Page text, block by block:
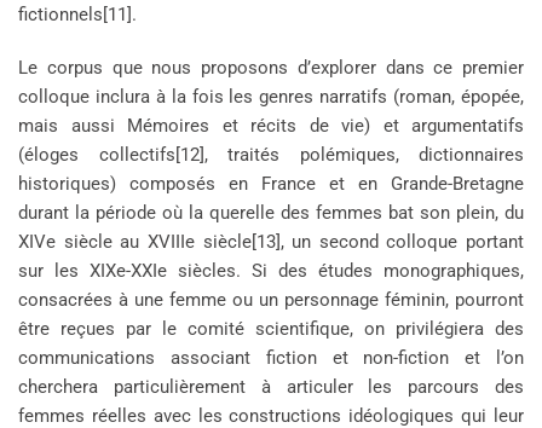
fictionnels[11].
Le corpus que nous proposons d’explorer dans ce premier
colloque inclura à la fois les genres narratifs (roman, épopée,
mais aussi Mémoires et récits de vie) et argumentatifs
(éloges collectifs[12], traités polémiques, dictionnaires
historiques) composés en France et en Grande-Bretagne
durant la période où la querelle des femmes bat son plein, du
XIVe siècle au XVIIIe siècle[13], un second colloque portant
sur les XIXe-XXIe siècles. Si des études monographiques,
consacrées à une femme ou un personnage féminin, pourront
être reçues par le comité scientifique, on privilégiera des
communications associant fiction et non-fiction et l’on
cherchera particulièrement à articuler les parcours des
femmes réelles avec les constructions idéologiques qui leur